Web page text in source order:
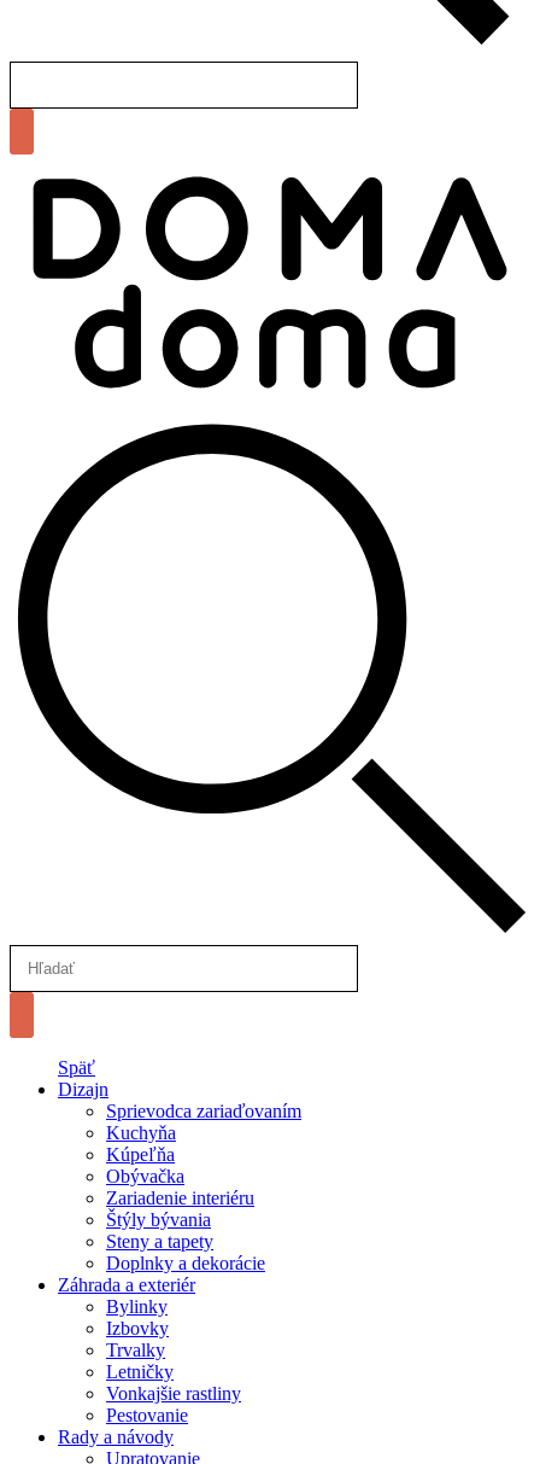
Späť
Dizajn
Sprievodca zariaďovaním
Kuchyňa
Kúpeľňa
Obývačka
Zariadenie interiéru
Štýly bývania
Steny a tapety
Doplnky a dekorácie
Záhrada a exteriér
Bylinky
Izbovky
Trvalky
Letničky
Vonkajšie rastliny
Pestovanie
Rady a návody
Upratovanie